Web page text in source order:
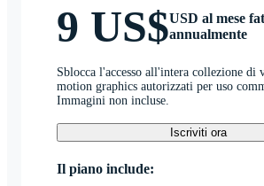
9 US$USD al mese
annualmente
Sblocca l'accesso all'intera collezione di
motion graphics autorizzati per uso
Immagini non incluse.
Iscriviti ora
Il piano include: